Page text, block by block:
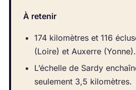
À retenir
174 kilomètres et 116
(Loire) et Auxerre (Yonne).
L’échelle de Sardy
seulement 3,5 kilomètres.